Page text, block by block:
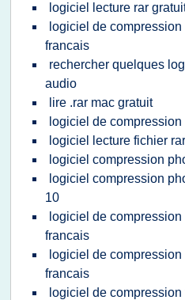
logiciel lecture rar
logiciel de
francais
rechercher quelques
audio
lire .rar mac gratuit
logiciel de
logiciel lecture fichier
logiciel compression
logiciel compression
10
logiciel de
francais
logiciel de
francais
logiciel de